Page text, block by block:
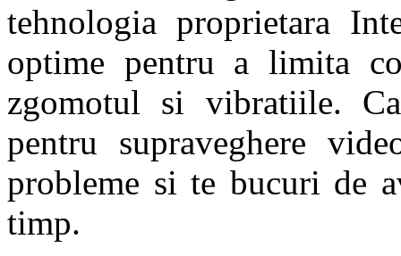
tehnologia proprietara
optime pentru a limita
zgomotul si vibratiile.
pentru supraveghere
probleme si te bucuri de
timp.